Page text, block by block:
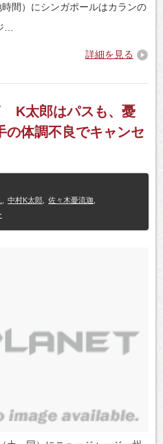
間）にシンガポールはカランの
…
詳細を見る
K太郎はパスも、憂
の体調不良でキャンセ
中村K太郎 佐々木憂流迦